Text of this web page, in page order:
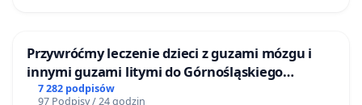
Przywróćmy leczenie dzieci z guzami mózgu i
innymi guzami litymi do Górnośląskiego
Centrum Zdrowia Dziecka w Katowicach
7 282 podpisów
97 Podpisy / 24 godzin